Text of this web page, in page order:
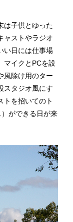
は子供とゆった
ャストやラジオ
い日には仕事場
マイクとPCを設
風除け用のター
スタジオ風にす
トを招いてのト
ができる日が来